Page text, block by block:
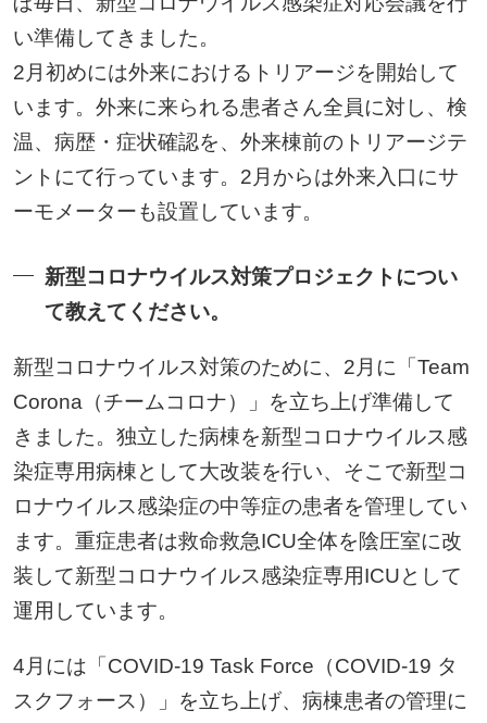
い準備してきました。
2月初めには外来におけるトリアージを開始して
います。外来に来られる患者さん全員に対し、検
温、病歴・症状確認を、外来棟前のトリアージテ
ントにて行っています。2月からは外来入口にサ
ーモメーターも設置しています。
新型コロナウイルス対策プロジェクトについ
て教えてください。
新型コロナウイルス対策のために、2月に「Team
Corona（チームコロナ）」を立ち上げ準備して
きました。独立した病棟を新型コロナウイルス感
染症専用病棟として大改装を行い、そこで新型コ
ロナウイルス感染症の中等症の患者を管理してい
ます。重症患者は救命救急ICU全体を陰圧室に改
装して新型コロナウイルス感染症専用ICUとして
運用しています。
4月には「COVID-19 Task Force（COVID-19 タ
スクフォース）」を立ち上げ、病棟患者の管理に